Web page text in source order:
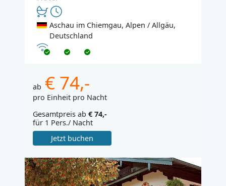
Aschau im Chiemgau, Alpen / Allgäu,
Deutschland
Internet
ab € 74,-
pro Einheit pro Nacht
Gesamtpreis ab € 74,-
für 1 Pers./ Nacht
Jetzt buchen